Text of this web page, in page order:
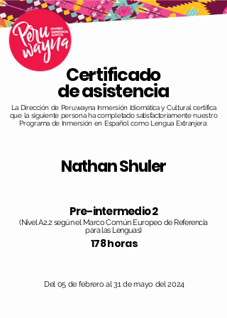
Certificado
de asistencia
La Dirección de Peruwayna Inmersión Idiomática y Cultural certifica
que la siguiente persona ha completado satisfactoriamente nuestro
Programa de Inmersión en Español como Lengua Extranjera:
Nathan Shuler
Pre-intermedio 2
(Nivel A2.2 según el Marco Común Europeo de Referencia
para las Lenguas)
178 horas
Del 05 de febrero al 31 de mayo del 2024